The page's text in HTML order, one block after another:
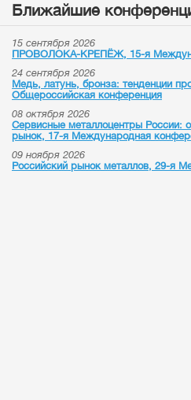
Ближайшие
15 сентября 2026
ПРОВОЛОКА-КРЕПЁЖ, 15-я
24 сентября 2026
Медь, латунь, бронза: тенденции
Общероссийская конференция
08 октября 2026
Сервисные металлоцентры России:
рынок, 17-я Международная
09 ноября 2026
Российский рынок металлов, 29-я